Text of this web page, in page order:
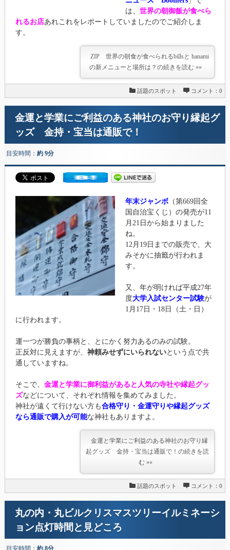
は、 世界の朝御飯が食べら
れるお店あれこれをレポートしていましたのでご紹介しま
す。
ZIP 世界の朝食が食べられるbillsと hanami
の新メニューと場所は？の続きを読む »»
話題のスポット コメント：0
金運と学業にご利益のある神社のお守り縁起グ
ッズ 金持・宝当は通販で！
目安時間： 約 9分
年末ジャンボ （第669回全
国自治宝くじ）の発売が11
月21日から始まりました
ね。
12月19日までの販売で、大
みそかに抽籤が行われま
す。
又、年が明ければ平成27年
度大学入試センター試験が
1月17日・18日（土・日）
に行われます。
運一つが勝負の事柄と、とにかく努力あるのみの試験。
正反対に見えますが、 神頼みせずにいられないという点で共
通していますね。
そこで、 金運と学業に御利益があると人気の寺社や縁起グッ
ズなどについて、それぞれ情報を集めてみました。
神社が遠くて行けない方も合格守り・金運守りや縁起グッズ
なら通販で購入が可能な神社もありますよ。
金運と学業にご利益のある神社のお守り縁
起グッズ 金持・宝当は通販で！の続きを読
む »»
話題のスポット コメント：0
丸の内・丸ビルクリスマスツリーイルミネーシ
ョン点灯時間と見どころ
目安時間： 約 8分